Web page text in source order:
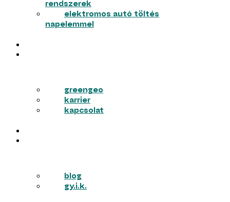
rendszerek
elektromos autó töltés
napelemmel
greengeo
karrier
kapcsolat
blog
gy.i.k.